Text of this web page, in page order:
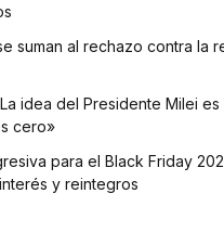
suman al rechazo contra la
idea del Presidente Milei es
cero»
para el Black Friday
y reintegros